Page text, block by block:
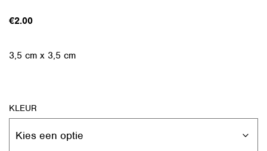
€2.00
3,5 cm x 3,5 cm
KLEUR